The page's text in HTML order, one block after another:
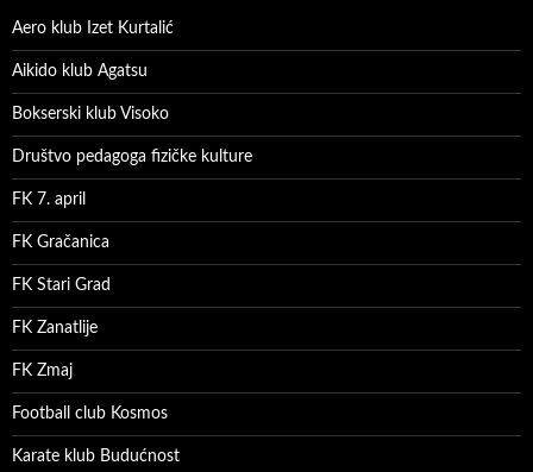
Aero klub Izet Kurtalić
Aikido klub Agatsu
Bokserski klub Visoko
Društvo pedagoga fizičke kulture
FK 7. april
FK Gračanica
FK Stari Grad
FK Zanatlije
FK Zmaj
Football club Kosmos
Karate klub Budućnost